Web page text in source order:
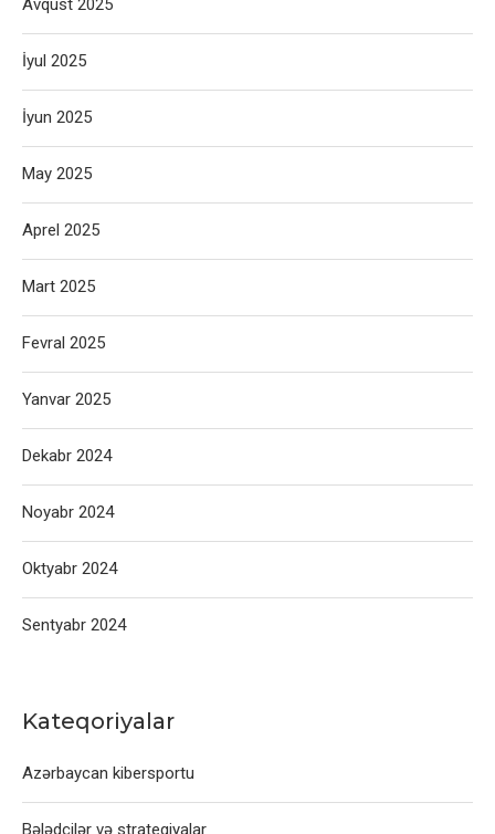
İyul 2025
İyun 2025
May 2025
Aprel 2025
Mart 2025
Fevral 2025
Yanvar 2025
Dekabr 2024
Noyabr 2024
Oktyabr 2024
Sentyabr 2024
Kateqoriyalar
Azərbaycan kibersportu
Bələdçilər və strategiyalar